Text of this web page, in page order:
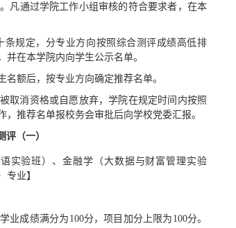
凡通过学院工作小组审核的符合要求者，在本
条规定，分专业方向按照综合测评成绩高低排
在本学院内向学生公示名单。
额后，按专业方向确定推荐名单。
取消资格或自愿放弃，学院在规定时间内按照
推荐名单报校务会审批后向学校党委汇报。
评（一）
实验班）、金融学（大数据与财富管理实验
业】
成绩满分为100分，项目加分上限为100分。